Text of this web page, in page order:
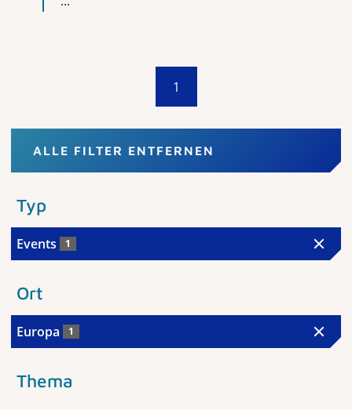
1
ALLE FILTER ENTFERNEN
Typ
Events 1
Ort
Europa 1
Thema